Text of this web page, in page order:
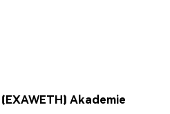
Akademie